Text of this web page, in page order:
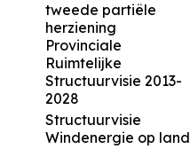
tweede partiële
herziening
Provinciale
Ruimtelijke
Structuurvisie 2013-
2028
Structuurvisie
Windenergie op land